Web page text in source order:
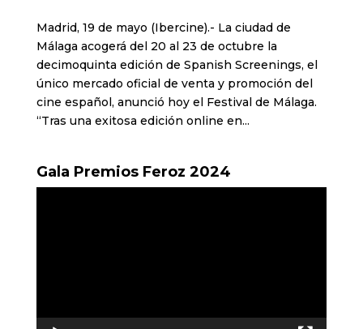
Madrid, 19 de mayo (Ibercine).- La ciudad de
Málaga acogerá del 20 al 23 de octubre la
decimoquinta edición de Spanish Screenings, el
único mercado oficial de venta y promoción del
cine español, anunció hoy el Festival de Málaga.
“Tras una exitosa edición online en...
Gala Premios Feroz 2024